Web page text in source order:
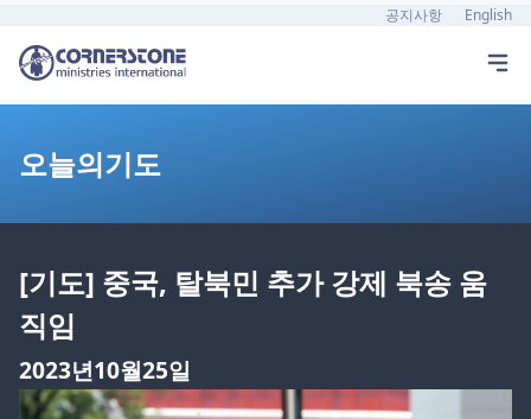
공지사항 English
오늘의기도
[기도] 중국, 탈북민 추가 강제 북송 움
직임
2023년10월25일